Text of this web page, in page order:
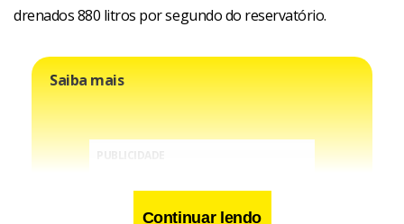
drenados 880 litros por segundo do reservatório.
Saiba mais
Continuar lendo